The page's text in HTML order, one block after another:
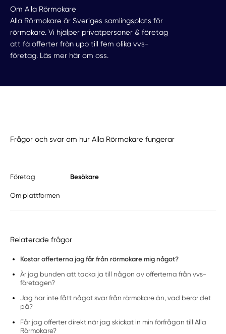
Om Alla Rörmokare
Alla Rörmokare är Sveriges samlingsplats för
rörmokare. Vi hjälper privatpersoner & företag
att få offerter från upp till fem olika vvs-
företag. Läs mer här om oss.
Frågor och svar om hur Alla Rörmokare fungerar
Företag Besökare
Om plattformen
Relaterade frågor
Kostar offerterna jag får från rörmokare mig något?
Är jag bunden att tacka ja till någon av offerterna från vvs-
företagen?
Jag har inte fått något svar från rörmokare än, vad beror det
på?
Får jag offerter direkt när jag skickat in min förfrågan till Alla
Rörmokare?